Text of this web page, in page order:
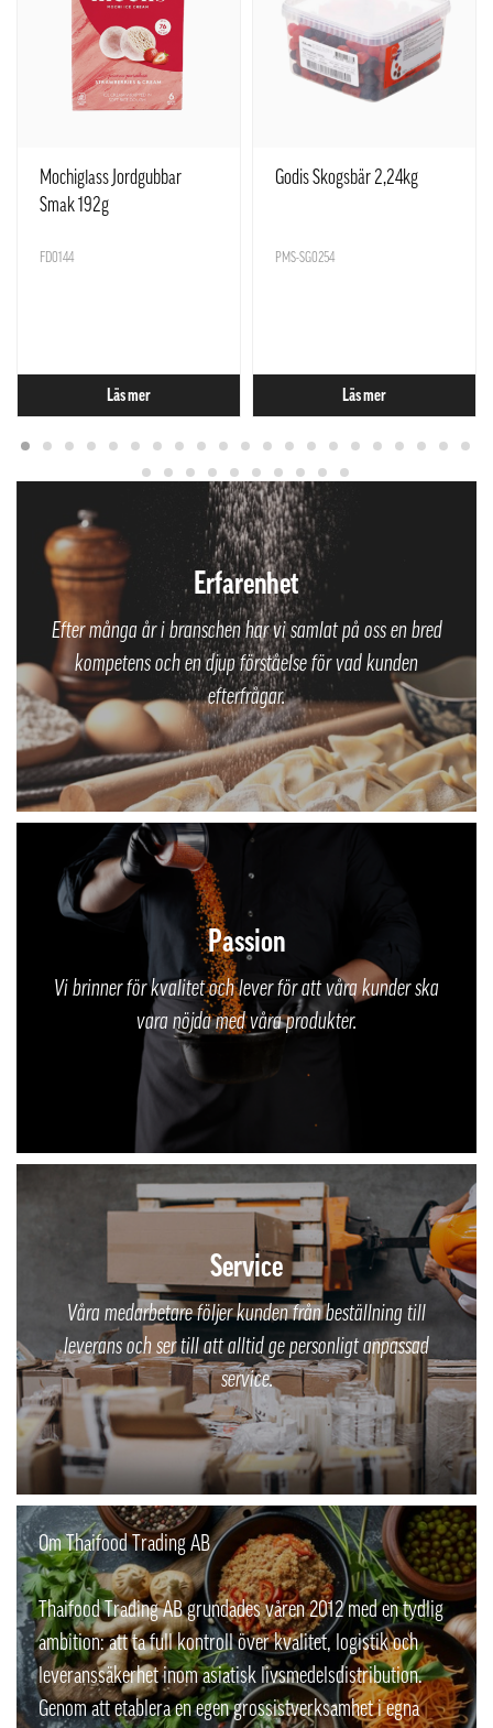
Mochiglass Jordgubbar
Smak 192g
FD0144
Läs mer
Godis Skogsbär 2,24kg
PMS-SG0254
Läs mer
Erfarenhet
Efter många år i branschen har vi samlat på oss en bred
kompetens och en djup förståelse för vad kunden
efterfrågar.
Passion
Vi brinner för kvalitet och lever för att våra kunder ska
vara nöjda med våra produkter.
Service
Våra medarbetare följer kunden från beställning till
leverans och ser till att alltid ge personligt anpassad
service.
Om Thaifood Trading AB
Thaifood Trading AB grundades våren 2012 med en tydlig
ambition: att ta full kontroll över kvalitet, logistik och
leveranssäkerhet inom asiatisk livsmedelsdistribution.
Genom att etablera en egen grossistverksamhet i egna